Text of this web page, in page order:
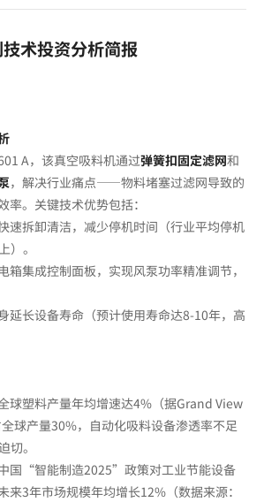
术投资分析简报
A，该真空吸料机通过弹簧扣固定滤网和
，解决行业痛点——物料堵塞过滤网导致的
率。关键技术优势包括：
速拆卸清洁，减少停机时间（行业平均停机
）。
箱集成控制面板，实现风泵功率精准调节，
延长设备寿命（预计使用寿命达8-10年，高
球塑料产量年均增速达4%（据Grand View
球产量30%，自动化吸料设备渗透率不足
切。
国“智能制造2025”政策对工业节能设备
来3年市场规模年均增长12%（数据来源：